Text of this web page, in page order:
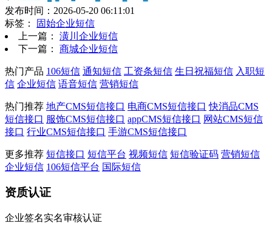
发布时间：2026-05-20 06:11:01
标签：
固始企业短信
上一篇： 潢川企业短信
下一篇： 商城企业短信
热门产品 106短信 通知短信 工资条短信 生日祝福短信 入职短
信 企业短信 语音短信 营销短信
热门推荐 地产CMS短信接口 电商CMS短信接口 快消品CMS
短信接口 服饰CMS短信接口 appCMS短信接口 网站CMS短信
接口 行业CMS短信接口 手游CMS短信接口
更多推荐 短信接口 短信平台 视频短信 短信验证码 营销短信
企业短信 106短信平台 国际短信
资质认证
企业签名实名审核认证